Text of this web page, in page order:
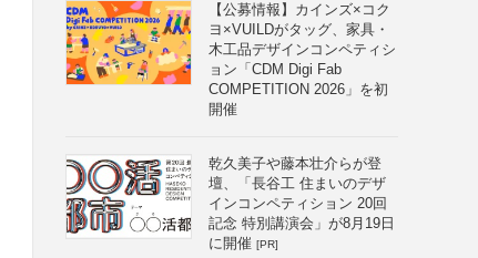
【公募情報】カインズ×コク
ヨ×VUILDがタッグ、家具・
木工品デザインコンペティシ
ョン「CDM Digi Fab
COMPETITION 2026」を初
開催
乾久美子や藤本壮介らが登
壇、「長谷工 住まいのデザ
インコンペティション 20回
記念 特別講演会」が8月19日
に開催 [PR]